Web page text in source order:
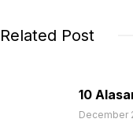
Related Post
10
December